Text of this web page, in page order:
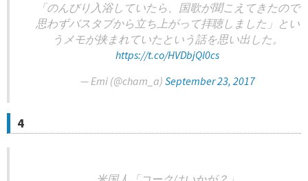
「のんびり入浴していたら、国歌が聞こえてきたので
思わずバスタブから立ち上がって拝聴しました」とい
うメモが挟まれていたという話を思い出した。
https://t.co/HVDbjQl0cs
— Emi (@cham_a) September 23, 2017
4